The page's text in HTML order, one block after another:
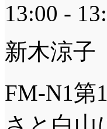
13:00 -
新木涼子
FM-N1第